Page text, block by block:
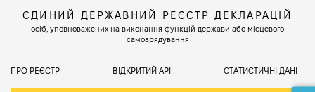
ЄДИНИЙ ДЕРЖАВНИЙ РЕЄСТР ДЕКЛАРАЦІЙ
осіб, уповноважених на виконання функцій держави або місцевого
самоврядування
ПРО РЕЄСТР ВІДКРИТИЙ АРІ СТАТИСТИЧНІ ДАНІ